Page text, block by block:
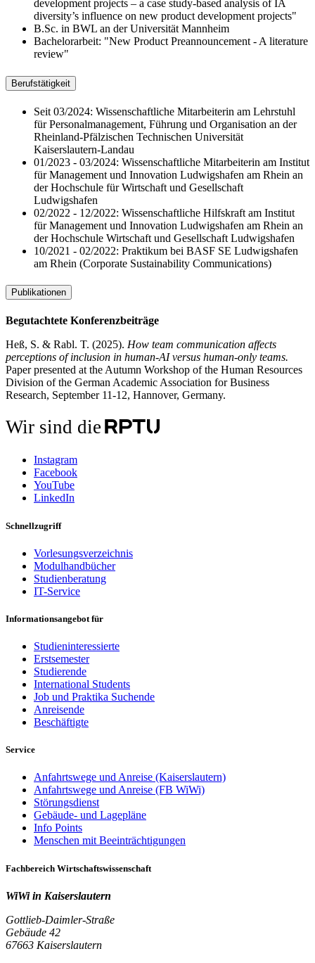
development projects – a case study-based analysis of IA
diversity’s influence on new product development projects"
B.Sc. in BWL an der Universität Mannheim
Bachelorarbeit: "New Product Preannouncement - A literature
review"
Berufstätigkeit
Seit 03/2024: Wissenschaftliche Mitarbeiterin am Lehrstuhl
für Personalmanagement, Führung und Organisation an der
Rheinland-Pfälzischen Technischen Universität
Kaiserslautern-Landau
01/2023 - 03/2024: Wissenschaftliche Mitarbeiterin am Institut
für Management und Innovation Ludwigshafen am Rhein an
der Hochschule für Wirtschaft und Gesellschaft
Ludwigshafen
02/2022 - 12/2022: Wissenschaftliche Hilfskraft am Institut
für Management und Innovation Ludwigshafen am Rhein an
der Hochschule Wirtschaft und Gesellschaft Ludwigshafen
10/2021 - 02/2022: Praktikum bei BASF SE Ludwigshafen
am Rhein (Corporate Sustainability Communications)
Publikationen
Begutachtete Konferenzbeiträge
Heß, S. & Rabl. T. (2025). How team communication affects
perceptions of inclusion in human-AI versus human-only teams.
Paper presented at the Autumn Workshop of the Human Resources
Division of the German Academic Association for Business
Research, September 11-12, Hannover, Germany.
Wir sind die
Instagram
Facebook
YouTube
LinkedIn
Schnellzugriff
Vorlesungsverzeichnis
Modulhandbücher
Studienberatung
IT-Service
Informationsangebot für
Studieninteressierte
Erstsemester
Studierende
International Students
Job und Praktika Suchende
Anreisende
Beschäftigte
Service
Anfahrtswege und Anreise (Kaiserslautern)
Anfahrtswege und Anreise (FB WiWi)
Störungsdienst
Gebäude- und Lagepläne
Info Points
Menschen mit Beeinträchtigungen
Fachbereich Wirtschaftswissenschaft
WiWi in Kaiserslautern
Gottlieb-Daimler-Straße
Gebäude 42
67663 Kaiserslautern